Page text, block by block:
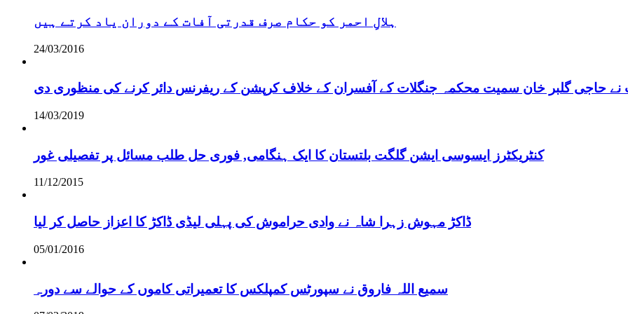
ہلالِ احمر کو حکام صرف قدرتی آفات کے دوران یاد کرتے ہیں
24/03/2016
نے حاجی گلبر خان سمیت محکمہ جنگلات کے آفسران کے خلاف کرپشن کے ریفرنس دائر کرنے کی منظوری دی
14/03/2019
کنٹریکٹرز ایسوسی ایشن گلگت بلتستان کا ایک ہنگامی, فوری حل طلب مسائل پر تفصیلی غور
11/12/2015
ڈاکڑ مہوش زہرا شاہ نے وادی حراموش کی پہلی لیڈی ڈاکڑ کا اعزاز حاصل کر لیا
05/01/2016
سمیع اللہ فاروق نے سپورٹس کمپلکس کا تعمیراتی کاموں کے حوالے سے دورہ